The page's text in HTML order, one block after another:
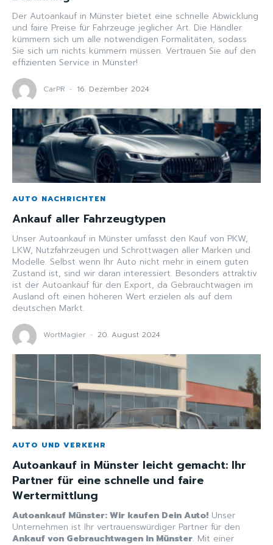
Der Autoankauf in Münster bietet eine schnelle Abwicklung
und faire Preise für Fahrzeuge jeglicher Art. Die Händler
kümmern sich um alle notwendigen Formalitäten, sodass
Sie sich um nichts kümmern müssen. Vertrauen Sie auf den
effizienten Service in Münster!
CarPR - 16. Dezember 2024
AUTO NACHRICHTEN
Ankauf aller Fahrzeugtypen
Unser Autoankauf in Münster umfasst den Kauf von PKW,
LKW, Nutzfahrzeugen und Schrottwagen aller Marken und
Modelle. Selbst wenn Ihr Auto nicht mehr in einem guten
Zustand ist, sind wir daran interessiert. Besonders attraktiv
ist der Autoankauf für den Export, da Gebrauchtwagen im
Ausland oft einen höheren Wert erzielen als auf dem
deutschen Markt.
WortMagier - 20. August 2024
AUTO UND VERKEHR
Autoankauf in Münster leicht gemacht: Ihr
Partner für eine schnelle und faire
Wertermittlung
Autoankauf Münster: Wir kaufen Dein Auto! Unser
Unternehmen ist Ihr vertrauenswürdiger Partner für den
Ankauf von Gebrauchtwagen in Münster. Mit einer